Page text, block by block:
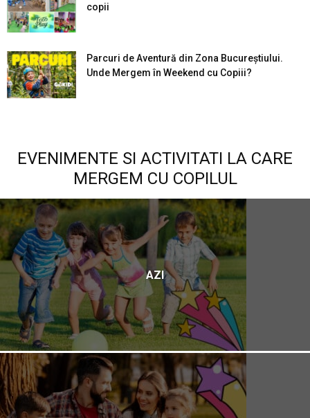
copii
Parcuri de Aventură din Zona Bucureştiului.
Unde Mergem în Weekend cu Copiii?
EVENIMENTE SI ACTIVITATI LA CARE
MERGEM CU COPILUL
AZI